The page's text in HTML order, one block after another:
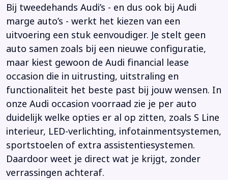
Bij tweedehands Audi’s - en dus ook bij Audi
marge auto’s - werkt het kiezen van een
uitvoering een stuk eenvoudiger. Je stelt geen
auto samen zoals bij een nieuwe configuratie,
maar kiest gewoon de Audi financial lease
occasion die in uitrusting, uitstraling en
functionaliteit het beste past bij jouw wensen. In
onze Audi occasion voorraad zie je per auto
duidelijk welke opties er al op zitten, zoals S Line
interieur, LED-verlichting, infotainmentsystemen,
sportstoelen of extra assistentiesystemen.
Daardoor weet je direct wat je krijgt, zonder
verrassingen achteraf.